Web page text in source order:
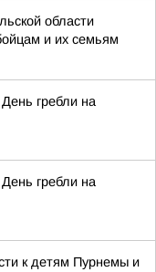
области
и их семьям
гребли на
гребли на
к детям Пурнемы и